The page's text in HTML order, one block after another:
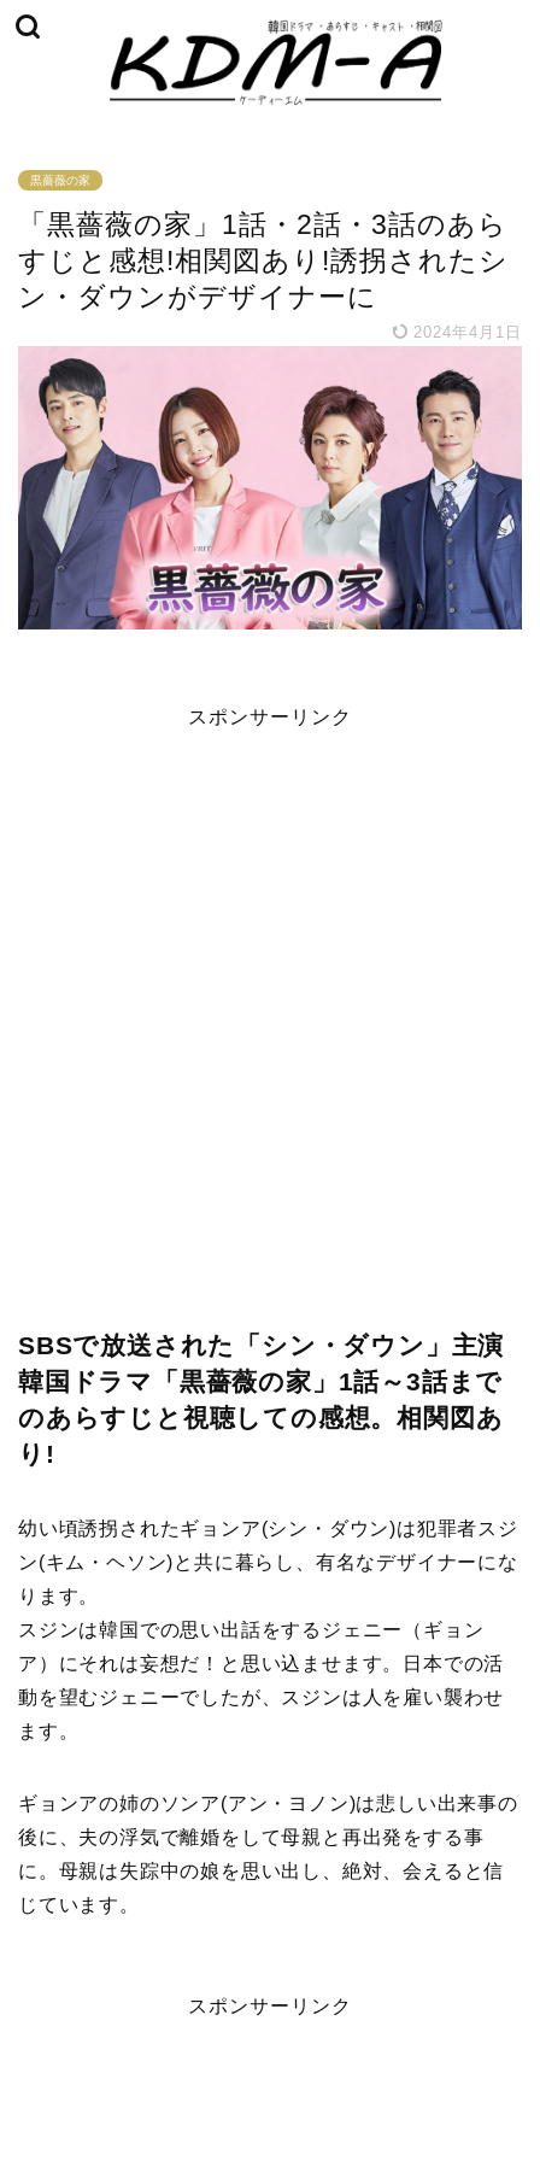
黒薔薇の家
「黒薔薇の家」1話・2話・3話のあら
すじと感想!相関図あり!誘拐されたシ
ン・ダウンがデザイナーに
2024年4月1日
スポンサーリンク
SBSで放送された「シン・ダウン」主演
韓国ドラマ「黒薔薇の家」1話～3話まで
のあらすじと視聴しての感想。相関図あ
り!
幼い頃誘拐されたギョンア(シン・ダウン)は犯罪者スジ
ン(キム・ヘソン)と共に暮らし、有名なデザイナーにな
ります。
スジンは韓国での思い出話をするジェニー（ギョン
ア）にそれは妄想だ！と思い込ませます。日本での活
動を望むジェニーでしたが、スジンは人を雇い襲わせ
ます。
ギョンアの姉のソンア(アン・ヨノン)は悲しい出来事の
後に、夫の浮気で離婚をして母親と再出発をする事
に。母親は失踪中の娘を思い出し、絶対、会えると信
じています。
スポンサーリンク